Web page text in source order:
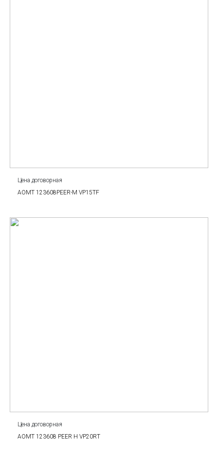
Цена договорная
AOMT 123608PEER-M VP15TF
Цена договорная
AOMT 123608 PEER Н VP20RT